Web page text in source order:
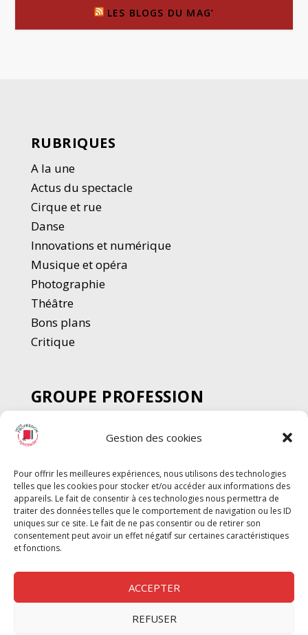
Gestion des cookies
Pour offrir les meilleures expériences, nous utilisons des technologies
telles que les cookies pour stocker et/ou accéder aux informations des
appareils. Le fait de consentir à ces technologies nous permettra de
traiter des données telles que le comportement de navigation ou les ID
uniques sur ce site. Le fait de ne pas consentir ou de retirer son
consentement peut avoir un effet négatif sur certaines caractéristiques
et fonctions.
ACCEPTER
REFUSER
LES BLOGS DU MAG’
RUBRIQUES
A la une
Actus du spectacle
Cirque et rue
Danse
Innovations et numérique
Musique et opéra
Photographie
Théâtre
Bons plans
Critique
GROUPE PROFESSION
SPECTACLE
Chèque Intermittents
Chèque Compta
Chèque Emploi Spectacle
G-Pods
Profession Audio-visuel